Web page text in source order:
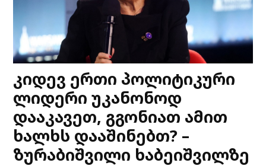
კიდევ ერთი პოლიტიკური
ლიდერი უკანონოდ
დააკავეთ, გგონიათ ამით
ხალხს დააშინებთ? –
ზურაბიშვილი ხაბეიშვილზე